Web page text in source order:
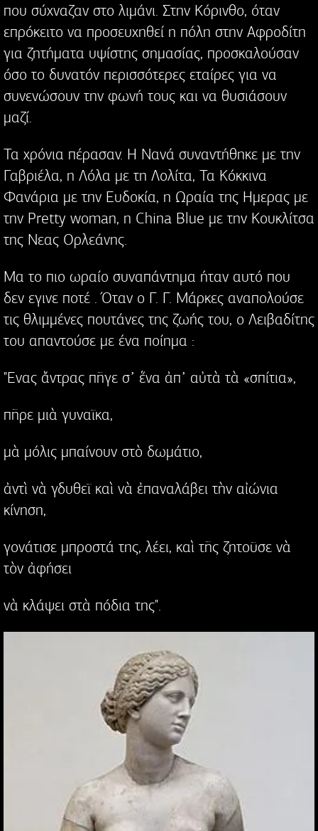
που σύχναζαν στο λιμάνι. Στην Κόρινθο, όταν
επρόκειτο να προσευχηθεί η πόλη στην Αφροδίτη
για ζητήματα υψίστης σημασίας, προσκαλούσαν
όσο το δυνατόν περισσότερες εταίρες για να
συνενώσουν την φωνή τους και να θυσιάσουν
μαζί.
Τα χρόνια πέρασαν. Η Νανά συναντήθηκε με την
Γαβριέλα, η Λόλα με τη Λολίτα, Τα Κόκκινα
Φανάρια με την Ευδοκία, η Ωραία της Ημερας με
την Pretty woman, η China Blue με την Kουκλίτσα
της Νεας Ορλεάνης.
Μα το πιο ωραίο συναπάντημα ήταν αυτό που
δεν εγινε ποτέ . Όταν ο Γ. Γ. Μάρκες αναπολούσε
τις θλιμμένες πουτάνες της ζωής του, ο Λειβαδίτης
του απαντούσε με ένα ποίημα :
"Ενας ἄντρας πῆγε σ᾿ ἕνα ἀπ᾿ αὐτὰ τὰ «σπίτια»,
πῆρε μιὰ γυναῖκα,
μὰ μόλις μπαίνουν στὸ δωμάτιο,
ἀντὶ νὰ γδυθεῖ καὶ νὰ ἐπαναλάβει τὴν αἰώνια
κίνηση,
γονάτισε μπροστά της, λέει, καὶ τῆς ζητοῦσε νὰ
τὸν ἀφήσει
νὰ κλάψει στὰ πόδια της".